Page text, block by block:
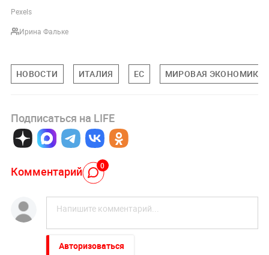
Pexels
Ирина Фальке
НОВОСТИ ИТАЛИЯ ЕС МИРОВАЯ ЭКОНОМИКА
Подписаться на LIFE
Комментарий 0
Авторизоваться